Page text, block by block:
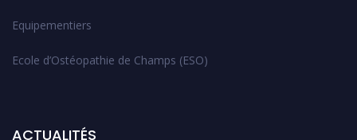
Equipementiers
Ecole d’Ostéopathie de Champs (ESO)
ACTUALITÉS